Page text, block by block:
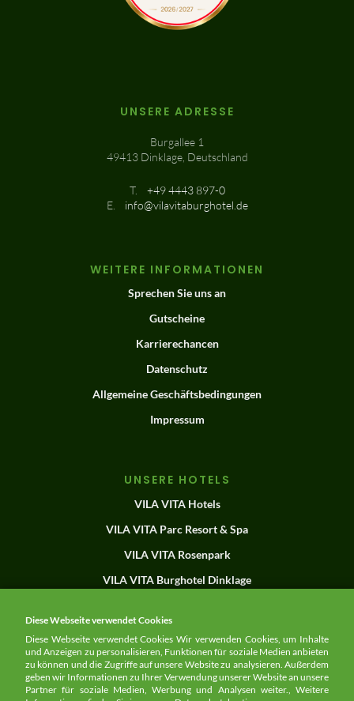
UNSERE ADRESSE
Burgallee 1
49413 Dinklage, Deutschland
T.
+49 4443 897-0
E.
info@vilavitaburghotel.de
UNSERE HOTELS
VILA VITA Hotels
VILA VITA Parc Resort & Spa
VILA VITA Rosenpark
VILA VITA Burghotel Dinklage
NEWSLETTER
WEITERE INFORMATIONEN
Sprechen Sie uns an
Gutscheine
Karrierechancen
Datenschutz
Allgemeine Geschäftsbedingungen
Impressum
Diese Webseite verwendet Cookies
Diese Webseite verwendet Cookies Wir verwenden Cookies, um Inhalte
und Anzeigen zu personalisieren, Funktionen für soziale Medien anbieten
zu können und die Zugriffe auf unsere Website zu analysieren. Außerdem
geben wir Informationen zu Ihrer Verwendung unserer Website an unsere
Partner für soziale Medien, Werbung und Analysen weiter., Weitere